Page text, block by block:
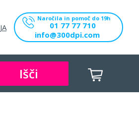
Naročila in pomoč do 19h
01 77 77 710
info@300dpi.com
Išči